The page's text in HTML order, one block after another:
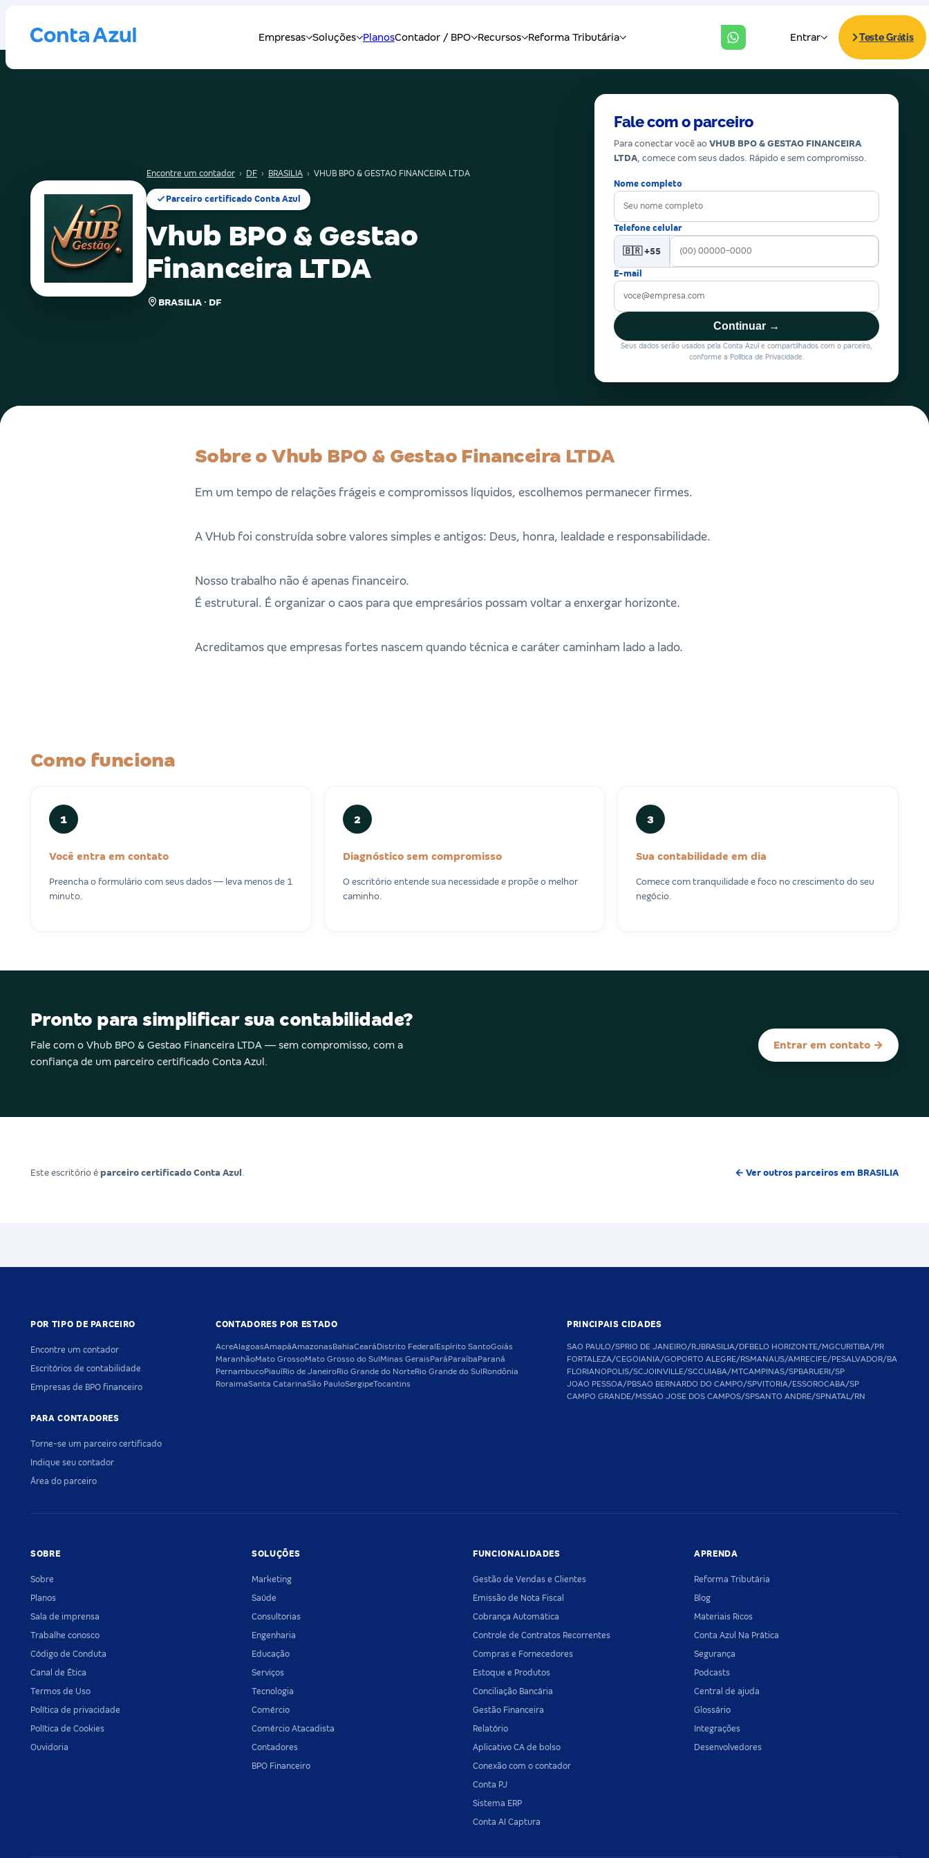
Encontre um contador › DF › BRASILIA › VHUB BPO & GESTAO FINANCEIRA LTDA
Parceiro certificado Conta Azul
Vhub BPO & Gestao
Financeira LTDA
BRASILIA · DF
Fale com o parceiro
Para conectar você ao VHUB BPO & GESTAO FINANCEIRA
LTDA, comece com seus dados. Rápido e sem compromisso.
Nome completo
Telefone celular
🇧🇷 +55
E-mail
Continuar →
Seus dados serão usados pela Conta Azul e compartilhados com o parceiro,
conforme a Política de Privacidade.
Sobre o Vhub BPO & Gestao Financeira LTDA
Em um tempo de relações frágeis e compromissos líquidos, escolhemos permanecer firmes.
A VHub foi construída sobre valores simples e antigos: Deus, honra, lealdade e responsabilidade.
Nosso trabalho não é apenas financeiro.
É estrutural. É organizar o caos para que empresários possam voltar a enxergar horizonte.
Acreditamos que empresas fortes nascem quando técnica e caráter caminham lado a lado.
Como funciona
1
Você entra em contato
Preencha o formulário com seus dados — leva menos de 1
minuto.
2
Diagnóstico sem compromisso
O escritório entende sua necessidade e propõe o melhor
caminho.
3
Sua contabilidade em dia
Comece com tranquilidade e foco no crescimento do seu
negócio.
Pronto para simplificar sua contabilidade?
Fale com o Vhub BPO & Gestao Financeira LTDA — sem compromisso, com a
confiança de um parceiro certificado Conta Azul.
Entrar em contato →
Este escritório é parceiro certificado Conta Azul . ← Ver outros parceiros em BRASILIA
POR TIPO DE PARCEIRO
Encontre um contador
Escritórios de contabilidade
Empresas de BPO financeiro
PARA CONTADORES
Torne-se um parceiro certificado
Indique seu contador
Área do parceiro
CONTADORES POR ESTADO
AcreAlagoasAmapáAmazonasBahiaCearáDistrito FederalEspírito SantoGoiás
MaranhãoMato GrossoMato Grosso do SulMinas GeraisParáParaíbaParaná
PernambucoPiauíRio de JaneiroRio Grande do NorteRio Grande do SulRondônia
RoraimaSanta CatarinaSão PauloSergipeTocantins
PRINCIPAIS CIDADES
SAO PAULO/SPRIO DE JANEIRO/RJBRASILIA/DFBELO HORIZONTE/MGCURITIBA/PR
FORTALEZA/CEGOIANIA/GOPORTO ALEGRE/RSMANAUS/AMRECIFE/PESALVADOR/BA
FLORIANOPOLIS/SCJOINVILLE/SCCUIABA/MTCAMPINAS/SPBARUERI/SP
JOAO PESSOA/PBSAO BERNARDO DO CAMPO/SPVITORIA/ESSOROCABA/SP
CAMPO GRANDE/MSSAO JOSE DOS CAMPOS/SPSANTO ANDRE/SPNATAL/RN
SOBRE
Sobre
Planos
Sala de imprensa
Trabalhe conosco
Código de Conduta
Canal de Ética
Termos de Uso
Política de privacidade
Política de Cookies
Ouvidoria
SOLUÇÕES
Marketing
Saúde
Consultorias
Engenharia
Educação
Serviços
Tecnologia
Comércio
Comércio Atacadista
Contadores
BPO Financeiro
FUNCIONALIDADES
Gestão de Vendas e Clientes
Emissão de Nota Fiscal
Cobrança Automática
Controle de Contratos Recorrentes
Compras e Fornecedores
Estoque e Produtos
Conciliação Bancária
Gestão Financeira
Relatório
Aplicativo CA de bolso
Conexão com o contador
Conta PJ
Sistema ERP
Conta AI Captura
APRENDA
Reforma Tributária
Blog
Materiais Ricos
Conta Azul Na Prática
Segurança
Podcasts
Central de ajuda
Glossário
Integrações
Desenvolvedores